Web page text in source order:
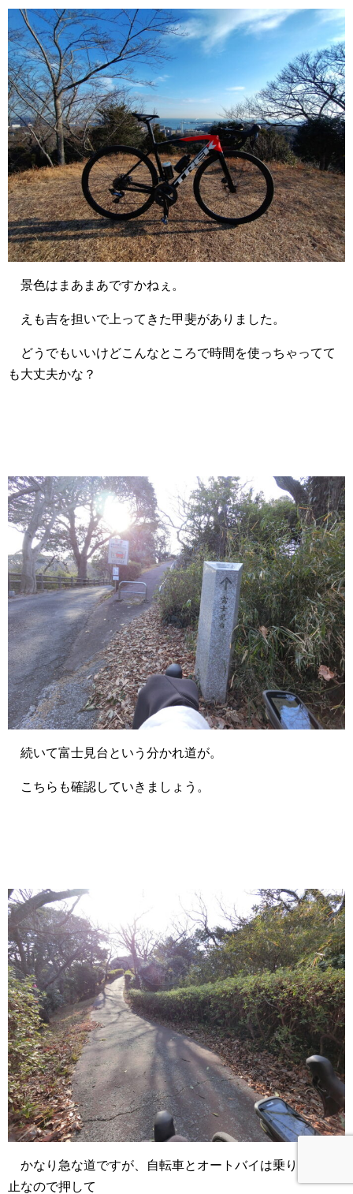
景色はまあまあですかねぇ。
えも吉を担いで上ってきた甲斐がありました。
どうでもいいけどこんなところで時間を使っちゃってて
も大丈夫かな？
続いて富士見台という分かれ道が。
こちらも確認していきましょう。
かなり急な道ですが、自転車とオートバイは乗り入れ禁
止なので押して